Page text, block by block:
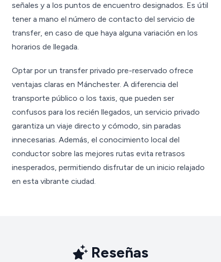
señales y a los puntos de encuentro designados. Es útil
tener a mano el número de contacto del servicio de
transfer, en caso de que haya alguna variación en los
horarios de llegada.
Optar por un transfer privado pre-reservado ofrece
ventajas claras en Mánchester. A diferencia del
transporte público o los taxis, que pueden ser
confusos para los recién llegados, un servicio privado
garantiza un viaje directo y cómodo, sin paradas
innecesarias. Además, el conocimiento local del
conductor sobre las mejores rutas evita retrasos
inesperados, permitiendo disfrutar de un inicio relajado
en esta vibrante ciudad.
Reseñas